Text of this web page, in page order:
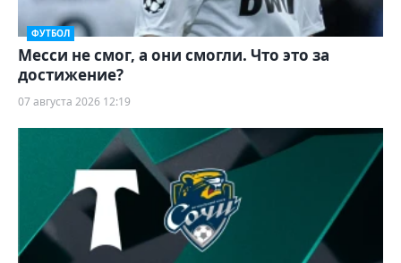
ФУТБОЛ
Месси не смог, а они смогли. Что это за
достижение?
07 августа 2026 12:19